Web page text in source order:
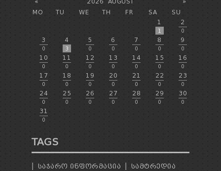
MO
TU WE TH FR SA
SU
1
1
2
0
3
0
4
3
5
0
6
0
7
0
8
0
9
0
10
0
11
0
12
0
13
0
14
0
15
0
16
0
17
0
18
0
19
0
20
0
21
0
22
0
23
0
24
0
25
0
26
0
27
0
28
0
29
0
30
0
31
0
TAGS
ᲡᲐᲯᲐᲠᲝ ᲘᲜᲤᲝᲠᲛᲐᲪᲘᲐ
ᲡᲐᲛᲢᲠᲔᲓᲘᲐ